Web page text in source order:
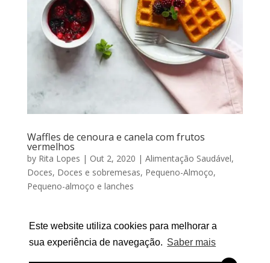
Este website utiliza cookies para melhorar a
sua experiência de navegação. Saber mais
Waffles de cenoura e canela com frutos
vermelhos
by Rita Lopes | Out 2, 2020 | Alimentação Saudável,
Doces, Doces e sobremesas, Pequeno-Almoço,
Pequeno-almoço e lanches
VERMELHOS Por RITA LOPES | Outubro 02, 2020
Quem não adora waffles? E hoje trago uma versão